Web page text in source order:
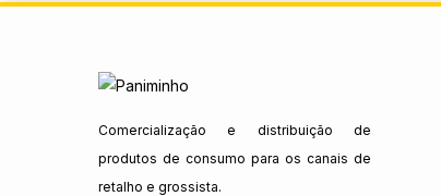
Comercialização e distribuição de
produtos de consumo para os canais de
retalho e grossista.